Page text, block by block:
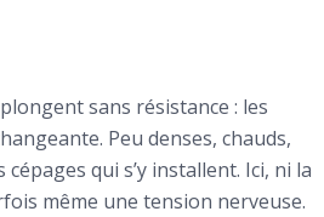
sans résistance : les
Peu denses, chauds,
qui s’y installent. Ici, ni la
même une tension nerveuse.